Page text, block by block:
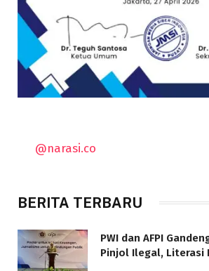
@narasi.co
BERITA TERBARU
PWI dan AFPI
Pinjol Ilegal, Literasi